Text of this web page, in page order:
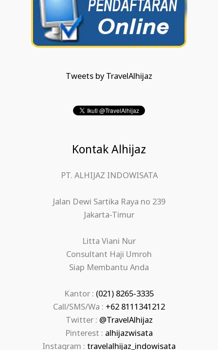
Tweets by TravelAlhijaz
Kontak Alhijaz
PT. ALHIJAZ INDOWISATA
Jalan Dewi Sartika Raya no 239
Jakarta-Timur
Litta Viani Nur
Consultant Haji Umroh
Siap Membantu Anda
Kantor : (021) 8265-3335
Call/SMS/Wa : +62 8111341212
Twitter : @TravelAlhijaz
Pinterest : alhijazwisata
Instagram : travelalhijaz_indowisata